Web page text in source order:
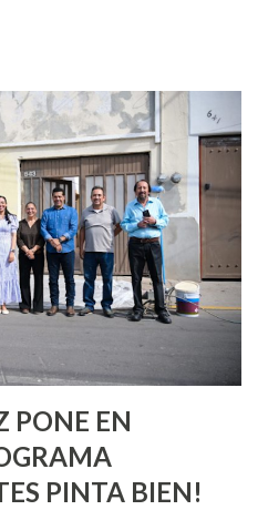
deberías saber. Pero incluso
sexuales no son expertos
hay algo nuevo que
que conocer. Si eres una
sexuales, tal vez
y no puedas esperar para
persona con
es mejor cuando ambas partes
PONE EN
PINTA BIEN!